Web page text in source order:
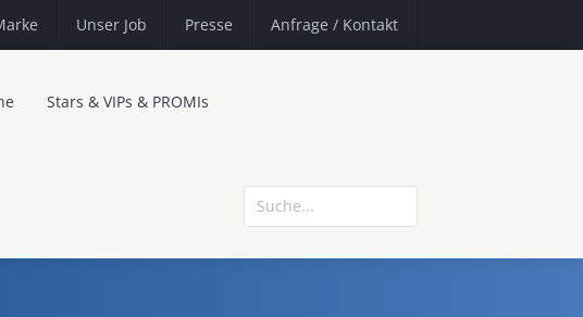
Unser Job Presse Anfrage / Kontakt
Stars & VIPs & PROMIs